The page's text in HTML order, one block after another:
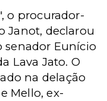
o procurador-
Janot, declarou
senador Eunício
Lava Jato. O
na delação
Mello, ex-